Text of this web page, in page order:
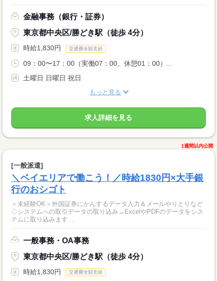
金融事務（銀行・証券）
東京都中央区/勝どき駅（徒歩 4分）
時給1,830円 交通費全額支給
09：00〜17：00（実働07：00、休憩01：00）...
土曜日 日曜日 祝日
もっと見る
求人詳細を見る
1週間以内公開
[一般派遣]
＼ベイエリアで働こう！／時給1830円×大手銀
行のおシゴト
＜未経験OK＞外国証券にかんするデータ入力＆メールやりとりなど
◇システムへの取引データの取り込み→ExcelやPDFのデータをシス
テムに取り込みます ...
一般事務・OA事務
東京都中央区/勝どき駅（徒歩 4分）
時給1,830円 交通費全額支給